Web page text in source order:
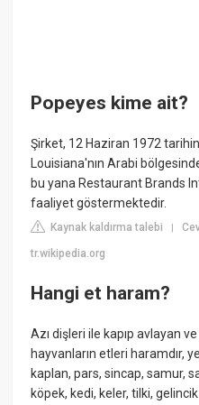
Popeyes kime ait?
Şirket, 12 Haziran 1972
Louisiana'nın Arabi
bu yana Restaurant Brands
faaliyet göstermektedir.
Kaynak kaldırma talebi |
tr.wikipedia.org
Hangi et haram?
Azı dişleri ile kapıp avlayan
hayvanların etleri haramdır,
kaplan, pars, sincap, samur,
köpek, kedi, keler, tilki,